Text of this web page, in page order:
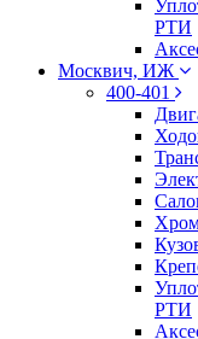
РТИ
Москвич, ИЖ
400-401
РТИ